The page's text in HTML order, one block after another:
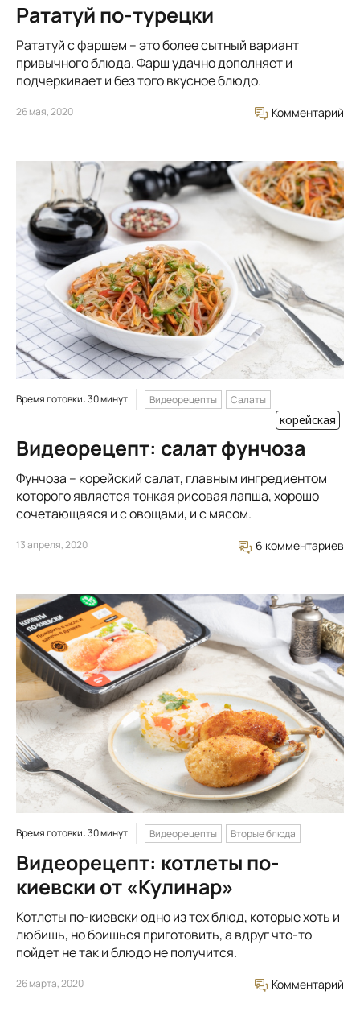
Рататуй по-турецки
Рататуй с фаршем – это более сытный вариант
привычного блюда. Фарш удачно дополняет и
подчеркивает и без того вкусное блюдо.
26 мая, 2020 Комментарий
Время готовки: 30 минут Видеорецепты Салаты
корейская
Видеорецепт: салат фунчоза
Фунчоза – корейский салат, главным ингредиентом
которого является тонкая рисовая лапша, хорошо
сочетающаяся и с овощами, и с мясом.
13 апреля, 2020 6 комментариев
Время готовки: 30 минут Видеорецепты Вторые блюда
Видеорецепт: котлеты по-
киевски от «Кулинар»
Котлеты по-киевски одно из тех блюд, которые хоть и
любишь, но боишься приготовить, а вдруг что-то
пойдет не так и блюдо не получится.
26 марта, 2020 Комментарий